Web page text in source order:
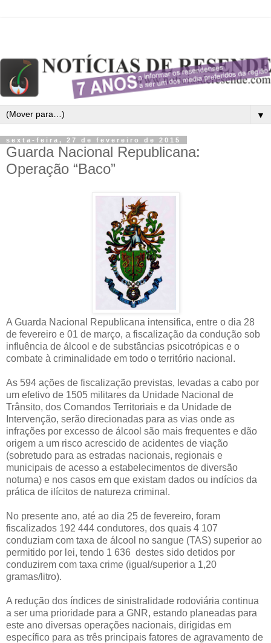
▼
sexta-feira, 27 de fevereiro de 2015
Guarda Nacional Republicana:
Operação “Baco”
A Guarda Nacional Republicana intensifica, entre o dia 28
de fevereiro e 01 de março, a fiscalização da condução sob
influência de álcool e de substâncias psicotrópicas e o
combate à criminalidade em todo o território nacional.
As 594 ações de fiscalização previstas, levadas a cabo por
um efetivo de 1505 militares da Unidade Nacional de
Trânsito, dos Comandos Territoriais e da Unidade de
Intervenção, serão direcionadas para as vias onde as
infrações por excesso de álcool são mais frequentes e dão
origem a um risco acrescido de acidentes de viação
(sobretudo para as estradas nacionais, regionais e
municipais de acesso a estabelecimentos de diversão
noturna) e nos casos em que existam dados ou indícios da
prática de ilícitos de natureza criminal.
No presente ano, até ao dia 25 de fevereiro, foram
fiscalizados 192 444 condutores, dos quais 4 107
conduziam com taxa de álcool no sangue (TAS) superior ao
permitido por lei, tendo 1 636 destes sido detidos por
conduzirem com taxa crime (igual/superior a 1,20
gramas/litro).
A redução dos índices de sinistralidade rodoviária continua
a ser uma prioridade para a GNR, estando planeadas para
este ano diversas operações nacionais, dirigidas em
específico para as três principais fatores de agravamento de